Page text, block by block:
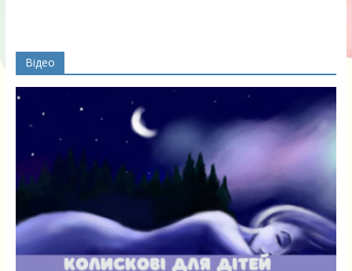
Відео